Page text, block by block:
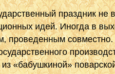
праздник не
идей. Иногда в
проведенным
«бабушкиной»